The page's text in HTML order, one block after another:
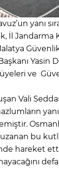
yanı
İl Jandarma
Yasin
ve
Vali
bu
hareket